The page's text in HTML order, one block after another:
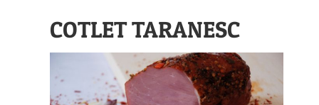
COTLET TARANESC